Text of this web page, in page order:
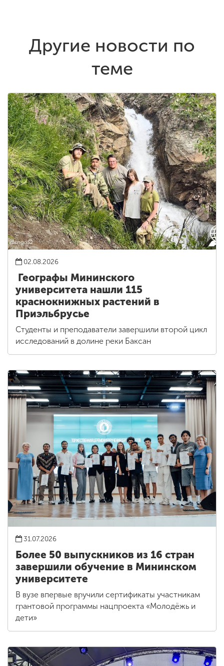
Другие новости по
теме
02.08.2026
Географы Мининского
университета нашли 115
краснокнижных растений в
Приэльбрусье
Студенты и преподаватели завершили второй цикл
исследований в долине реки Баксан
31.07.2026
Более 50 выпускников из 16 стран
завершили обучение в Мининском
университете
В вузе впервые вручили сертификаты участникам
грантовой программы нацпроекта «Молодёжь и
дети»